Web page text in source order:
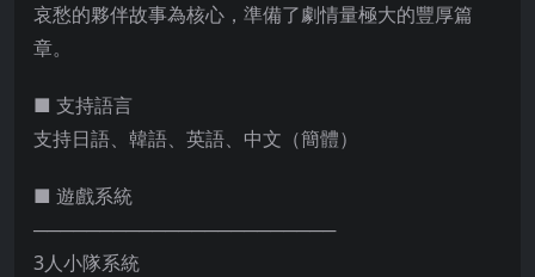
哀愁的夥伴故事為核心，準備了劇情量極大的豐厚篇
章。
■ 支持語言
支持日語、韓語、英語、中文（簡體）
■ 遊戲系統
───────────────────────
3人小隊系統